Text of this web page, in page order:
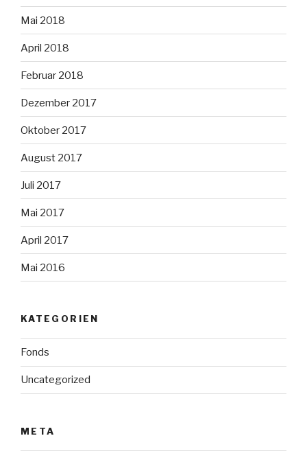
Mai 2018
April 2018
Februar 2018
Dezember 2017
Oktober 2017
August 2017
Juli 2017
Mai 2017
April 2017
Mai 2016
KATEGORIEN
Fonds
Uncategorized
META